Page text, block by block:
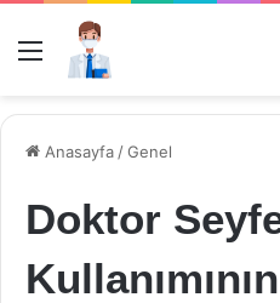
Menü
Anasayfa /Genel
Doktor